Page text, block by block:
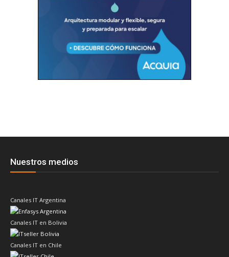
Nuestros medios
Canales IT Argentina
Canales IT en Bolivia
Canales IT en Chile